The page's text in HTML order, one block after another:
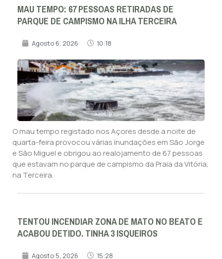
MAU TEMPO: 67 PESSOAS RETIRADAS DE
PARQUE DE CAMPISMO NA ILHA TERCEIRA
Agosto 6, 2026 10:18
O mau tempo registado nos Açores desde a noite de
quarta-feira provocou várias inundações em São Jorge
e São Miguel e obrigou ao realojamento de 67 pessoas
que estavam no parque de campismo da Praia da Vitória,
na Terceira.
TENTOU INCENDIAR ZONA DE MATO NO BEATO E
ACABOU DETIDO. TINHA 3 ISQUEIROS
Agosto 5, 2026 15:28